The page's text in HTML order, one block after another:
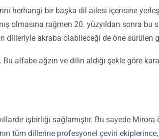
herhangi bir başka dil ailesi içerisine
olmasına rağmen 20. yüzyıldan sonra
dilleriyle akraba olabileceği de öne sürülen
alfabe ağzın ve dilin aldığı şekle göre
işbirliği sağlamıştır. Bu sayede
tüm dillerine profesyonel çeviri